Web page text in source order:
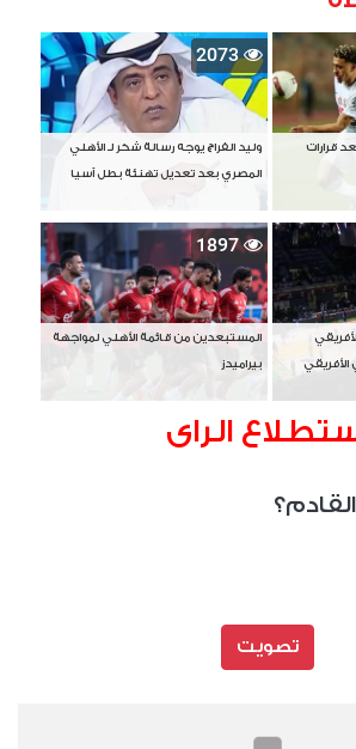
قرارات
2073
وليد الفراج يوجه رسالة شكر لـ الأهلي
المصري بعد تعديل تهنئة بطل آسيا
1897
المستبعدين من قائمة الأهلي لمواجهة
بيراميدز
الراى
تصويت